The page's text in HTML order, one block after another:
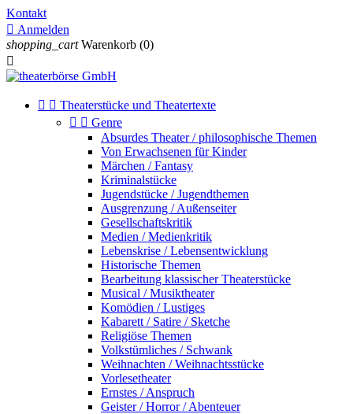
Kontakt
 Anmelden
shopping_cart Warenkorb (0)

  Theaterstücke und Theatertexte
  Genre
Absurdes Theater / philosophische Themen
Von Erwachsenen für Kinder
Märchen / Fantasy
Kriminalstücke
Jugendstücke / Jugendthemen
Ausgrenzung / Außenseiter
Gesellschaftskritik
Medien / Medienkritik
Lebenskrise / Lebensentwicklung
Historische Themen
Bearbeitung klassischer Theaterstücke
Musical / Musiktheater
Komödien / Lustiges
Kabarett / Satire / Sketche
Religiöse Themen
Volkstümliches / Schwank
Weihnachten / Weihnachtsstücke
Vorlesetheater
Ernstes / Anspruch
Geister / Horror / Abenteuer